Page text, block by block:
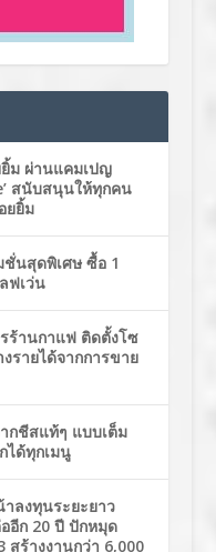
ม ผ่านแคมเปญ
สนับสนุนให้ทุกคน
ยยิ้ม
ชั่นสุดพิเศษ ซื้อ 1
ฟเว่น
ร้านกาแฟ ติดตั้งโซ
รายได้จากการขาย
กชีสแท้ๆ แบบเต็ม
ได้ทุกเมนู
ลงทุนระยะยาว
อีก 20 ปี ปักหมุด
สร้างงานกว่า 6,000